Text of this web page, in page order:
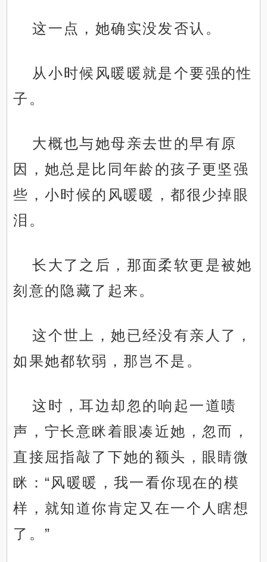
这一点，她确实没发否认。
从小时候风暖暖就是个要强的性
子。
大概也与她母亲去世的早有原
因，她总是比同年龄的孩子更坚强
些，小时候的风暖暖，都很少掉眼
泪。
长大了之后，那面柔软更是被她
刻意的隐藏了起来。
这个世上，她已经没有亲人了，
如果她都软弱，那岂不是。
这时，耳边却忽的响起一道啧
声，宁长意眯着眼凑近她，忽而，
直接屈指敲了下她的额头，眼睛微
眯：“风暖暖，我一看你现在的模
样，就知道你肯定又在一个人瞎想
了。”